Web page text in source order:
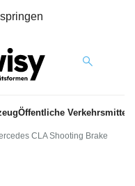
Öffentliche Verkehrsmittel
CLA Shooting Brake